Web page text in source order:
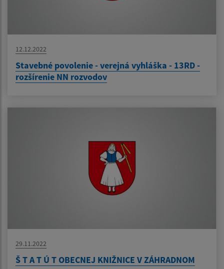
12.12.2022
Stavebné povolenie - verejná vyhláška - 13RD -
rozšírenie NN rozvodov
29.11.2022
Š T A T Ú T OBECNEJ KNIŽNICE V ZÁHRADNOM